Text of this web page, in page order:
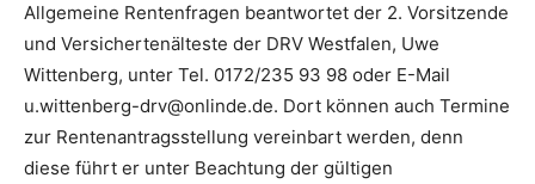
Allgemeine Rentenfragen beantwortet der 2. Vorsitzende
und Versichertenälteste der DRV Westfalen, Uwe
Wittenberg, unter Tel. 0172/235 93 98 oder E-Mail
u.wittenberg-drv@onlinde.de. Dort können auch Termine
zur Rentenantragsstellung vereinbart werden, denn
diese führt er unter Beachtung der gültigen